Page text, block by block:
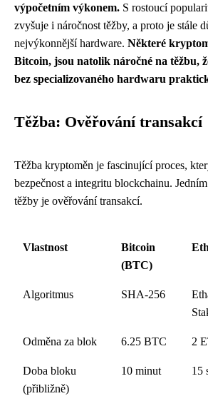
výpočetním výkonem. S rostoucí
zvyšuje i náročnost těžby, a proto je stále
nejvýkonnější hardware. Některé
Bitcoin, jsou natolik náročné na těžbu,
bez specializovaného hardwaru
Těžba: Ověřování transakcí
Těžba kryptoměn je fascinující proces,
bezpečnost a integritu blockchainu.
těžby je ověřování transakcí.
Vlastnost
Bitcoin
(BTC)
Algoritmus SHA-256
Odměna za blok 6.25 BTC 2
Doba bloku
(přibližně)
10 minut 15